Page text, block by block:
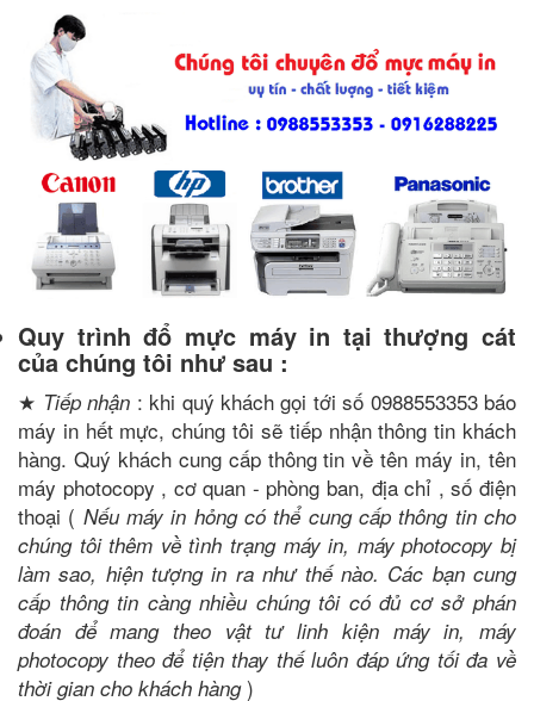
Quy trình đổ mực máy in tại thượng cát
của chúng tôi như sau :
★ Tiếp nhận : khi quý khách gọi tới số 0988553353 báo
máy in hết mực, chúng tôi sẽ tiếp nhận thông tin khách
hàng. Quý khách cung cấp thông tin về tên máy in, tên
máy photocopy , cơ quan - phòng ban, địa chỉ , số điện
thoại ( Nếu máy in hỏng có thể cung cấp thông tin cho
chúng tôi thêm về tình trạng máy in, máy photocopy bị
làm sao, hiện tượng in ra như thế nào. Các bạn cung
cấp thông tin càng nhiều chúng tôi có đủ cơ sở phán
đoán để mang theo vật tư linh kiện máy in, máy
photocopy theo để tiện thay thế luôn đáp ứng tối đa về
thời gian cho khách hàng)